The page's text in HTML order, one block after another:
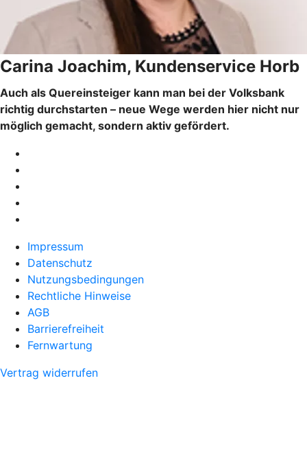
Carina Joachim, Kundenservice Horb
Auch als Quereinsteiger kann man bei der Volksbank
richtig durchstarten – neue Wege werden hier nicht nur
möglich gemacht, sondern aktiv gefördert.
Impressum
Datenschutz
Nutzungsbedingungen
Rechtliche Hinweise
AGB
Barrierefreiheit
Fernwartung
Vertrag widerrufen